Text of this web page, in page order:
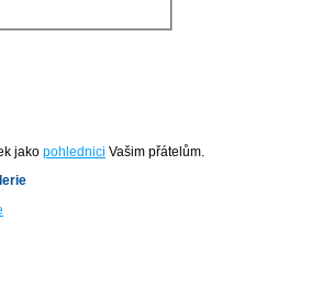
jako pohlednici Vašim přátelům.